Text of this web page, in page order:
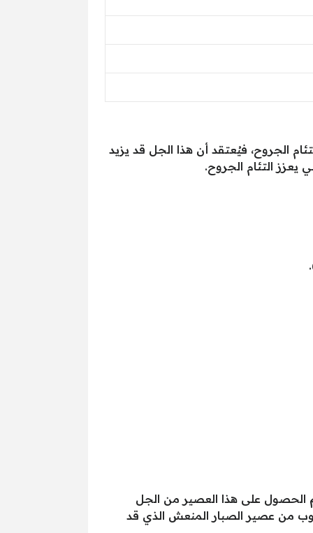
الجروح، فيُعتقد أن هذا الجل قد يزيد
يعزز التئام الجروح.
الحصول على هذا العصير من الجل
من عصير الصبار المنعش الذي قد